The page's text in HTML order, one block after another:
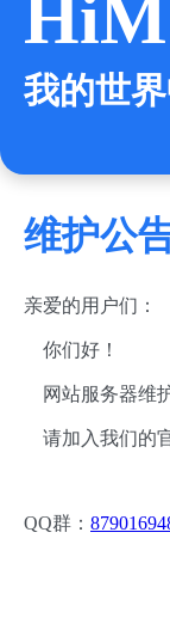
我的世
维护公
亲爱的用户们：
你们好！
网站服务器维
请加入我们的
QQ群：